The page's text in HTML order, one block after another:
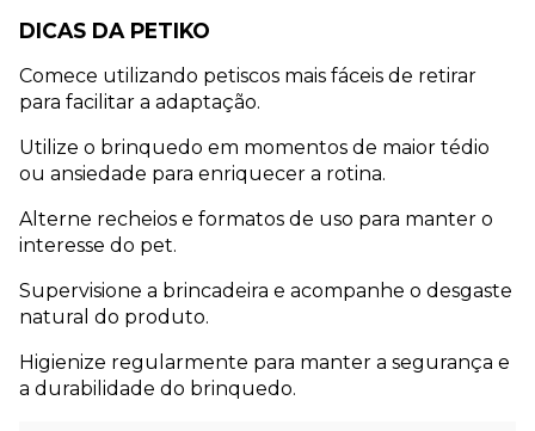
DICAS DA PETIKO
Comece utilizando petiscos mais fáceis de retirar
para facilitar a adaptação.
Utilize o brinquedo em momentos de maior tédio
ou ansiedade para enriquecer a rotina.
Alterne recheios e formatos de uso para manter o
interesse do pet.
Supervisione a brincadeira e acompanhe o desgaste
natural do produto.
Higienize regularmente para manter a segurança e
a durabilidade do brinquedo.